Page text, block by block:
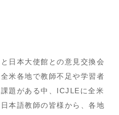
日本大使館との意見交換会
米各地で教師不足や学習者
題がある中、ICJLEに全米
本語教師の皆様から、各地